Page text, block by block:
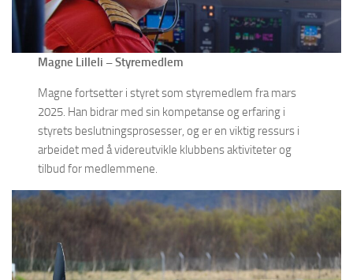
Magne Lilleli – Styremedlem
Magne fortsetter i styret som styremedlem fra mars
2025. Han bidrar med sin kompetanse og erfaring i
styrets beslutningsprosesser, og er en viktig ressurs i
arbeidet med å videreutvikle klubbens aktiviteter og
tilbud for medlemmene.